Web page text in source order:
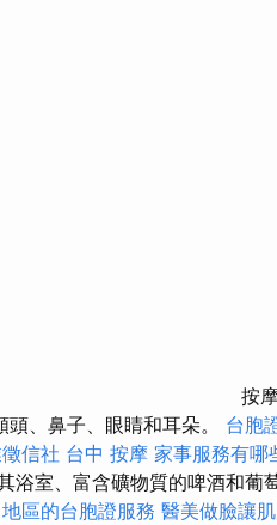
按
、鼻子、眼睛和耳朵。 台胞
信社 台中 按摩 家事服務有哪
浴室、富含礦物質的啤酒和葡
區的台胞證服務 醫美做臉讓